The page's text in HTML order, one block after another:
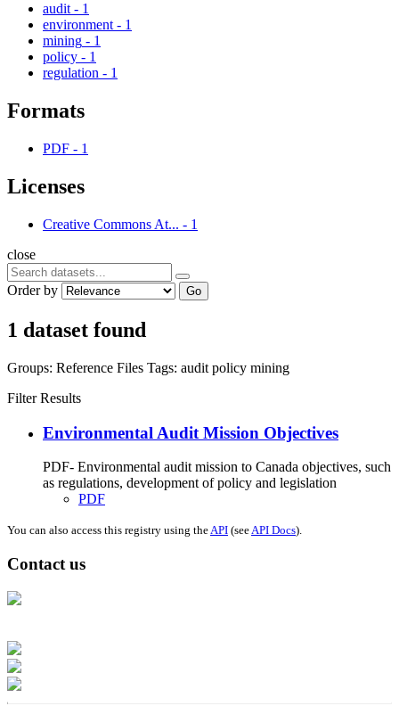
audit - 1
environment - 1
mining - 1
policy - 1
regulation - 1
Formats
PDF - 1
Licenses
Creative Commons At... - 1
close
Order by Go
1 dataset found
Groups: Reference Files Tags: audit policy mining
Filter Results
Environmental Audit Mission Objectives
PDF- Environmental audit mission to Canada objectives, such
as regulations, development of policy and legislation
PDF
You can also access this registry using theAPI (seeAPI Docs).
Contact us